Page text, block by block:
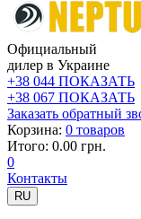
Официальный
дилер в Украине
+38 044 ПОКАЗАТЬ
+38 067 ПОКАЗАТЬ
Заказать обратный
Корзина: 0 товаров
Итого: 0.00 грн.
0
Контакты
RU